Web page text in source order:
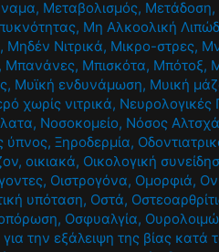
, Μεταβολισμός, Μετάδοση,
, Μη Αλκοολική
, Μηδέν Νιτρικά, Μικρο-στρες,
, Μπανάνες, Μπισκότα, Μπότοξ,
, Μυϊκή ενδυνάμωση, Μυική
χωρίς νιτρικά, Νευρολογικές
, Νοσοκομείο, Νόσος
ύπνος,Ξηροδερμία,
,οικιακά, Οικολογική
, Οιστρογόνα, Ομορφιά,
υπόταση, Οστά,
, Οσφυαλγία,
την εξάλειψη της βίας κατά